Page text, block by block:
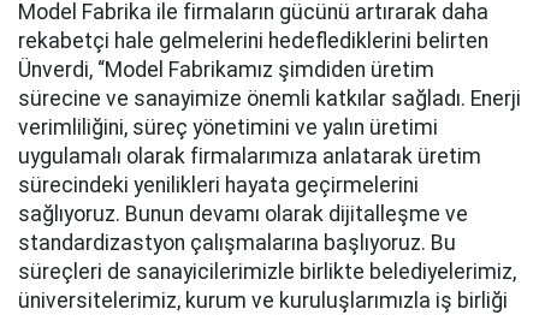
Model Fabrika ile firmaların gücünü artırarak daha
rekabetçi hale gelmelerini hedeflediklerini belirten
Ünverdi, “Model Fabrikamız şimdiden üretim
sürecine ve sanayimize önemli katkılar sağladı. Enerji
verimliliğini, süreç yönetimini ve yalın üretimi
uygulamalı olarak firmalarımıza anlatarak üretim
sürecindeki yenilikleri hayata geçirmelerini
sağlıyoruz. Bunun devamı olarak dijitalleşme ve
standardizastyon çalışmalarına başlıyoruz. Bu
süreçleri de sanayicilerimizle birlikte belediyelerimiz,
üniversitelerimiz, kurum ve kuruluşlarımızla iş birliği